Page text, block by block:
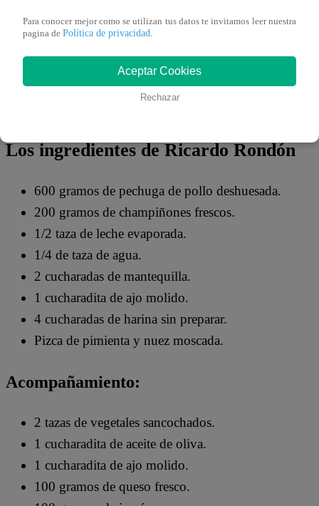
habilidades culinarias en la cocina del programa. Con
sencilla en cuanto a la preparación de los alimentos,
Los ingredientes de Ricardo Rondón
600 gramos de pechuga de pollo deshuesada.
200 gramos de champiñones frescos.
1/2 taza de leche evaporada.
1/4 de taza de agua.
2 cucharadas de mantequilla.
1 cucharadita de ajo molido.
4 cucharadas de harina sin preparar.
Pizca de pimienta y nuez moscada.
Acompañamiento:
2 tazas de vegetales sancochados.
1 cucharadita de aceite de oliva.
1 cucharadita de ajo molido.
100 gramos de queso fresco.
Para conocer mejor como se utilizan tus datos te invitamos leer nuestra
pagina de Política de privacidad.
Aceptar Cookies
Rechazar